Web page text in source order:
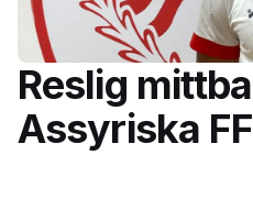
Reslig
Assyriska FF